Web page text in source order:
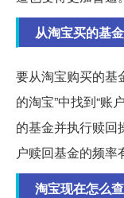
从淘宝买的基
要从淘宝购买的基
的淘宝”中找到“账
的基金并执行赎回
户赎回基金的频率
淘宝现在怎么